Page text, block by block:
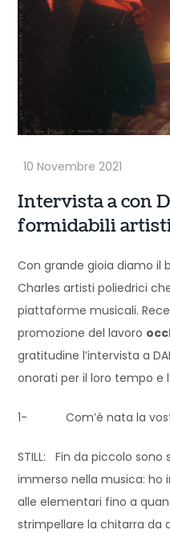
Intervista a con
formidabili
Con grande gioia diamo il
Charles artisti poliedrici
piattaforme musicali.
promozione del lavoro
gratitudine l’intervista a
onorati per il loro tempo e
1- Com’è nata la
STILL: Fin da piccolo
immerso nella musica: ho
alle elementari fino a
strimpellare la chitarra